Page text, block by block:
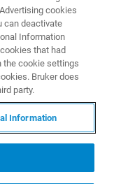
～受付開始) /
cookies
can deactivate
Information
that had
the cookie settings
Bruker does
party.
Information